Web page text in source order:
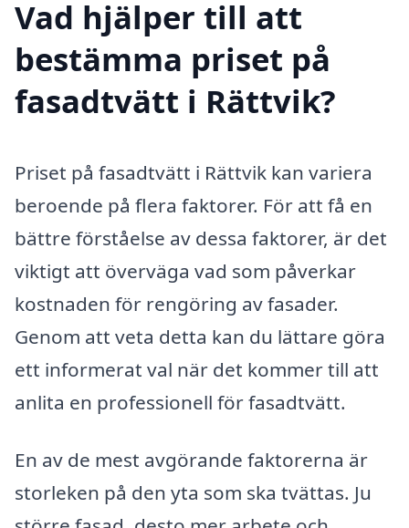
Vad hjälper till att
bestämma priset på
fasadtvätt i Rättvik?
Priset på fasadtvätt i Rättvik kan variera
beroende på flera faktorer. För att få en
bättre förståelse av dessa faktorer, är det
viktigt att överväga vad som påverkar
kostnaden för rengöring av fasader.
Genom att veta detta kan du lättare göra
ett informerat val när det kommer till att
anlita en professionell för fasadtvätt.
En av de mest avgörande faktorerna är
storleken på den yta som ska tvättas. Ju